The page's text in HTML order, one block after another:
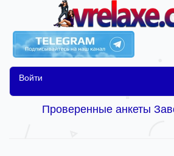
Войти
Проверенные анкеты